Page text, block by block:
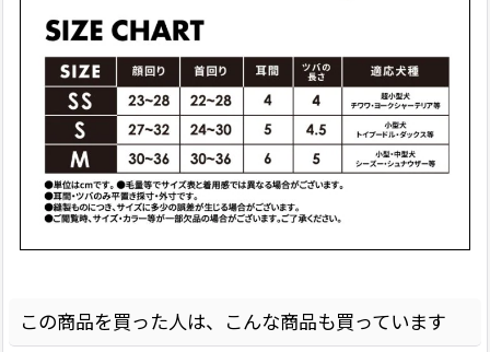
この商品を買った人は、こんな商品も買っています